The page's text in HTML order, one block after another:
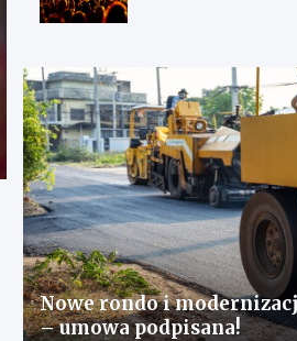
Nowe rondo i
– umowa podpisana!